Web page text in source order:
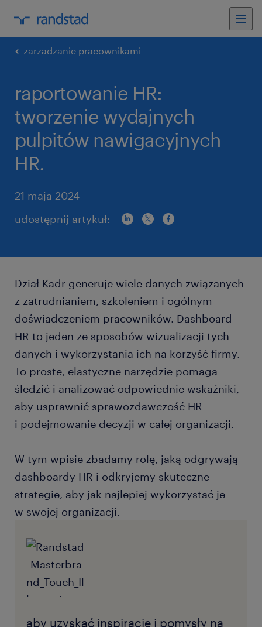
zarzadzanie pracownikami
raportowanie HR:
tworzenie wydajnych
pulpitów nawigacyjnych
HR.
21 maja 2024
udostępnij artykuł:
Dział Kadr generuje wiele danych związanych
z zatrudnianiem, szkoleniem i ogólnym
doświadczeniem pracowników. Dashboard
HR to jeden ze sposobów wizualizacji tych
danych i wykorzystania ich na korzyść firmy.
To proste, elastyczne narzędzie pomaga
śledzić i analizować odpowiednie wskaźniki,
aby usprawnić sprawozdawczość HR
i podejmowanie decyzji w całej organizacji.
W tym wpisie zbadamy rolę, jaką odgrywają
dashboardy HR i odkryjemy skuteczne
strategie, aby jak najlepiej wykorzystać je
w swojej organizacji.
aby uzyskać inspirację i pomysły na